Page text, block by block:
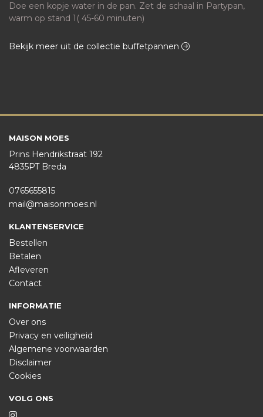
Doe een kopje water in de pan. Zet de schaal in Partypan,
warm op stand 1( 45-60 minuten)
Bekijk meer uit de collectie buffetpannen
MAISON MOES
Prins Hendrikstraat 192
4835PT Breda
0765655815
mail@maisonmoes.nl
KLANTENSERVICE
Bestellen
Betalen
Afleveren
Contact
INFORMATIE
Over ons
Privacy en veiligheid
Algemene voorwaarden
Disclaimer
Cookies
VOLG ONS